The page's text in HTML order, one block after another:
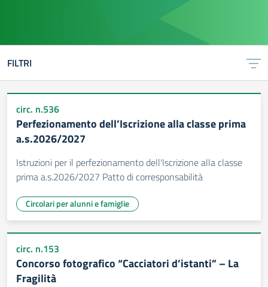
FILTRI
circ. n.536
Perfezionamento dell’Iscrizione alla classe prima
a.s.2026/2027
Istruzioni per il perfezionamento dell'Iscrizione alla classe
prima a.s.2026/2027 Patto di corresponsabilità
Circolari per alunni e famiglie
circ. n.153
Concorso fotografico “Cacciatori d’istanti” – La
Fragilità